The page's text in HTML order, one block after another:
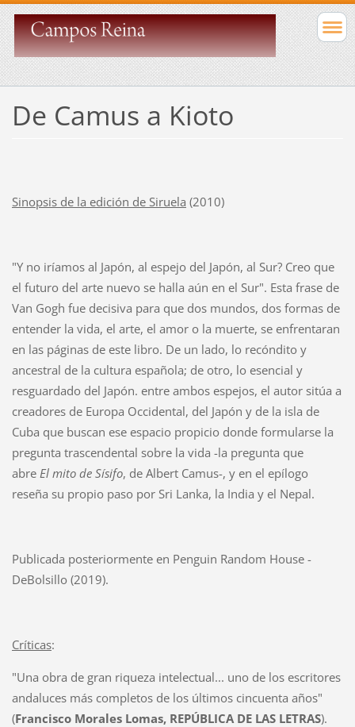
De Camus a Kioto
Sinopsis de la edición de Siruela (2010)
"Y no iríamos al Japón, al espejo del Japón, al Sur? Creo que
el futuro del arte nuevo se halla aún en el Sur". Esta frase de
Van Gogh fue decisiva para que dos mundos, dos formas de
entender la vida, el arte, el amor o la muerte, se enfrentaran
en las páginas de este libro. De un lado, lo recóndito y
ancestral de la cultura española; de otro, lo esencial y
resguardado del Japón. entre ambos espejos, el autor sitúa a
creadores de Europa Occidental, del Japón y de la isla de
Cuba que buscan ese espacio propicio donde formularse la
pregunta trascendental sobre la vida -la pregunta que
abre El mito de Sísifo, de Albert Camus-, y en el epílogo
reseña su propio paso por Sri Lanka, la India y el Nepal.
Publicada posteriormente en Penguin Random House -
DeBolsillo (2019).
Críticas:
"Una obra de gran riqueza intelectual... uno de los escritores
andaluces más completos de los últimos cincuenta años"
(Francisco Morales Lomas, REPÚBLICA DE LAS LETRAS).